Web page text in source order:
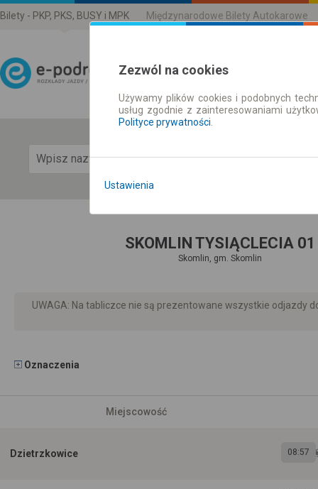
Bilety - PKP, PKS, BUSY i MPK Międzynarodowe Bilety Autokarowe
Rozkład Jazdy | Bilety
SKOMLIN TYSIĄCLECIA 01
Skomlin, gm. Skomlin
UWAGA: Na tabliczce nie są prezentowane wszystkie odjazdy
Oznaczenia
Miejscowość
Dzietrzkowice 08:57
Zezwól na cookies
Używamy plików cookies i podobnych
usług zgodnie z zainteresowaniami
Polityce prywatności
Ustawienia